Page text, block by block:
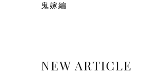
鬼嫁編
NEW ARTICLE